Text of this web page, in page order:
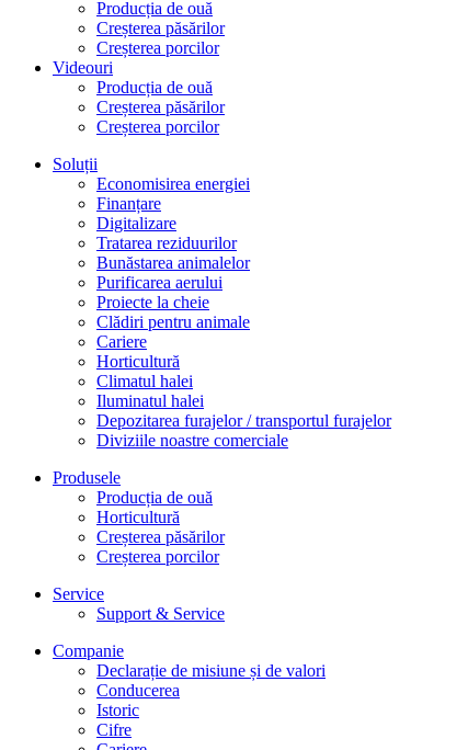
Producția de ouă
Creșterea păsărilor
Creșterea porcilor
Videouri
Producția de ouă
Creșterea păsărilor
Creșterea porcilor
Soluții
Economisirea energiei
Finanțare
Digitalizare
Tratarea reziduurilor
Bunăstarea animalelor
Purificarea aerului
Proiecte la cheie
Clădiri pentru animale
Cariere
Horticultură
Climatul halei
Iluminatul halei
Depozitarea furajelor / transportul furajelor
Diviziile noastre comerciale
Produsele
Producția de ouă
Horticultură
Creșterea păsărilor
Creșterea porcilor
Service
Support & Service
Companie
Declarație de misiune și de valori
Conducerea
Istoric
Cifre